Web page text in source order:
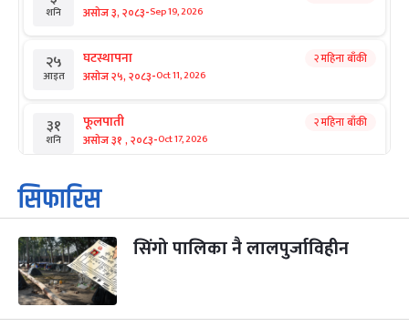
शनि असोज ३, २०८३-Sep 19, 2026
२५
आइत
घटस्थापना
असोज २५, २०८३-Oct 11, 2026
२ महिना बाँकी
३१
शनि
फूलपाती
असोज ३१ , २०८३-Oct 17, 2026
२ महिना बाँकी
१
आइत
कार्तिक सङ्क्रान्ति
कार्तिक १, २०८३
३
मंगल
महानवमी
कार्तिक ३, २०८३
२ महिना बाँकी
४
सिफारिस
सिंगो पालिका नै लालपुर्जाविहीन